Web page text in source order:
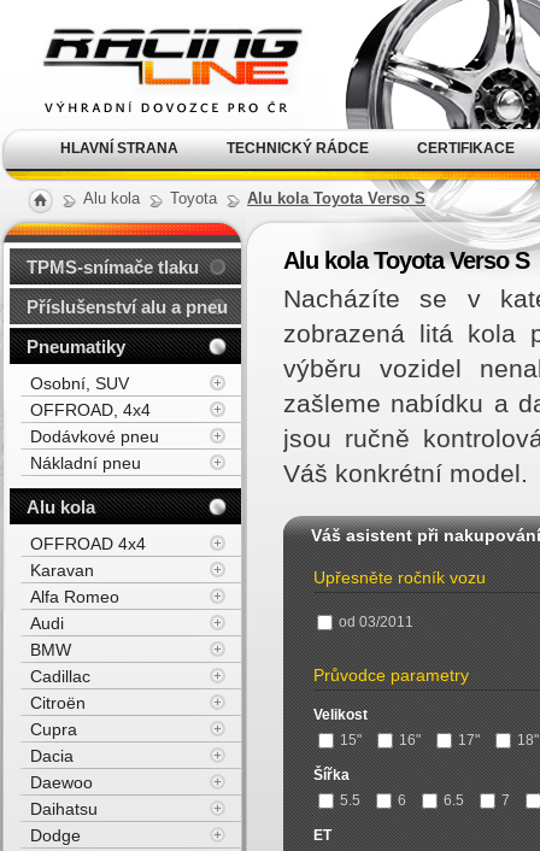
Alu kola Toyota Alu kola Toyota Verso S
Alu kola Toyota Verso S
Nacházíte se v
zobrazená litá kola
výběru vozidel
zašleme nabídku a
jsou ručně
Váš konkrétní model.
Váš asistent při nakupování
Upřesněte ročník vozu
od 03/2011
Průvodce parametry
Velikost
15"
16" 17" 18"
Šířka
5.5
6 6.5 7
ET
TPMS-snímače tlaku
Příslušenství alu a pneu
Pneumatiky
Osobní, SUV
OFFROAD, 4x4
Dodávkové pneu
Nákladní pneu
Alu kola
OFFROAD 4x4
Karavan
Alfa Romeo
Audi
BMW
Cadillac
Citroën
Cupra
Dacia
Daewoo
Daihatsu
Dodge
kola Racing Line
HLAVNÍ STRANA TECHNICKÝ RÁDCE CERTIFIKACE